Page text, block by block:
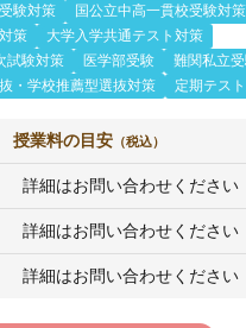
験対策
国公立中高一貫校受験対策
策
大学入学共通テスト対策
試験対策
医学部受験
難関私立
・学校推薦型選抜対策
定期テス
授業料の目安 （税込）
詳細はお問い合わせください
詳細はお問い合わせください
詳細はお問い合わせください